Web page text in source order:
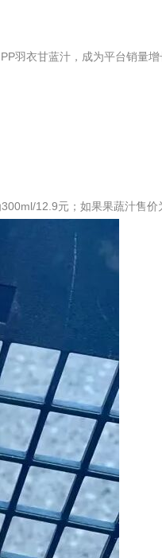
羽衣甘蓝汁，成为平台销量
12.9元；如果果蔬汁售价